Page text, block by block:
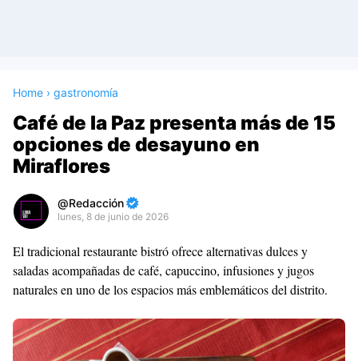
Home › gastronomía
Café de la Paz presenta más de 15
opciones de desayuno en
Miraflores
Redacción
lunes, 8 de junio de 2026
Premium
By
Raushan
Design
Shroff
Templates
El tradicional restaurante bistró ofrece alternativas dulces y
saladas acompañadas de café, capuccino, infusiones y jugos
naturales en uno de los espacios más emblemáticos del distrito.